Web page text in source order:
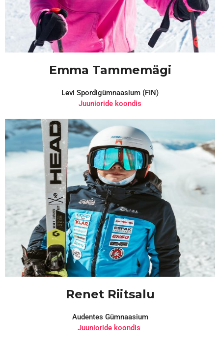
Emma Tammemägi
Levi Spordigümnaasium (FIN)
Juunioride koondis
Renet Riitsalu
Audentes Gümnaasium
Juunioride koondis